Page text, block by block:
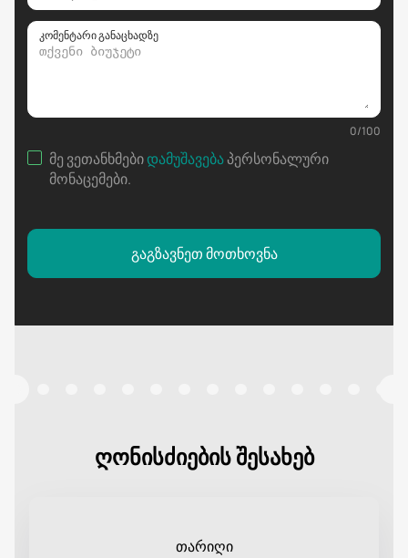
კომენტარი განაცხადზე
0/100
მე ვეთანხმებიდამუშავებაპერსონალური
მონაცემები.
გაგზავნეთ მოთხოვნა
ღონისძიების შესახებ
თარიღი